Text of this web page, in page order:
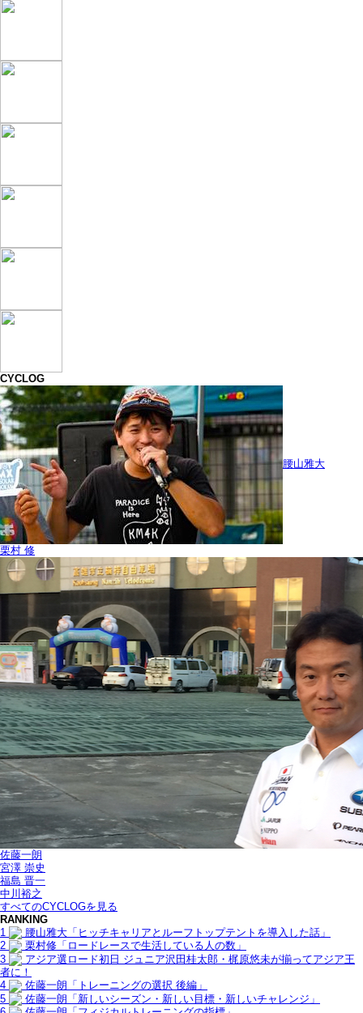
CYCLOG
腰山雅大
栗村 修
佐藤一朗
宮澤 崇史
福島 晋一
中川裕之
すべてのCYCLOGを見る
RANKING
1
腰山雅大「ヒッチキャリアとルーフトップテントを導入した話」
2
栗村修「ロードレースで生活している人の数」
3
アジア選ロード初日 ジュニア沢田桂太郎・梶原悠未が揃ってアジア王
者に！
4
佐藤一朗「トレーニングの選択 後編」
5
佐藤一朗「新しいシーズン・新しい目標・新しいチャレンジ」